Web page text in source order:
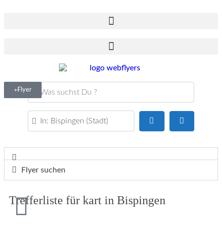
Flyer
PLZ oder Ort
Flyer suchen
Trefferliste für kart in Bispingen